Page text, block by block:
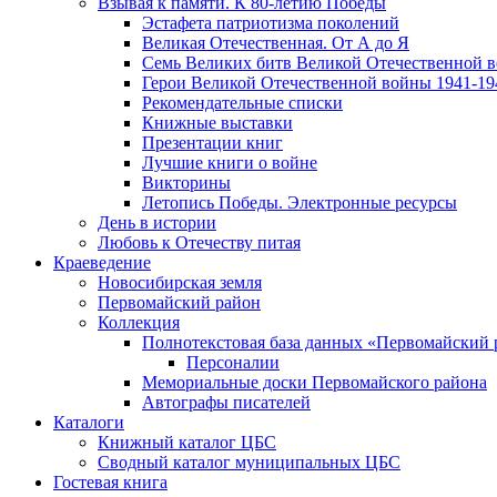
Эcтафета патриотизма поколений
Великая Отечественная. От А до Я
Семь Великих битв Великой Отечественной
Герои Великой Отечественной войны 1941-
Рекомендательные списки
Книжные выставки
Презентации книг
Лучшие книги о войне
Викторины
Летопись Победы. Электронные ресурсы
День в истории
Любовь к Отечеству питая
Краеведение
Новосибирская земля
Первомайский район
Коллекция
Полнотекстовая база данных «Первомайский
Персоналии
Мемориальные доски Первомайского района
Автографы писателей
Каталоги
Книжный каталог ЦБС
Сводный каталог муниципальных ЦБС
Гостевая книга